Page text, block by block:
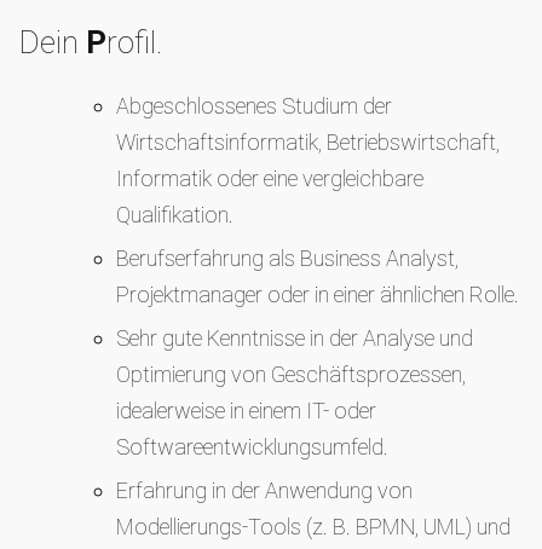
Dein Profil.
Abgeschlossenes Studium der
Wirtschaftsinformatik, Betriebswirtschaft,
Informatik oder eine vergleichbare
Qualifikation.
Berufserfahrung als Business Analyst,
Projektmanager oder in einer ähnlichen Rolle.
Sehr gute Kenntnisse in der Analyse und
Optimierung von Geschäftsprozessen,
idealerweise in einem IT- oder
Softwareentwicklungsumfeld.
Erfahrung in der Anwendung von
Modellierungs-Tools (z. B. BPMN, UML) und